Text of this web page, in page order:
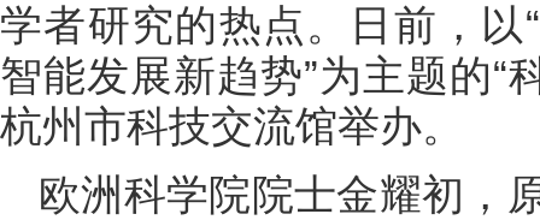
学者研究的热点。日前，
智能发展新趋势”为主题的“
杭州市科技交流馆举办。
欧洲科学院院士金耀初，